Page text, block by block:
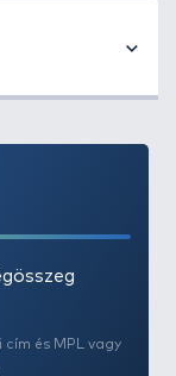
és MPL vagy